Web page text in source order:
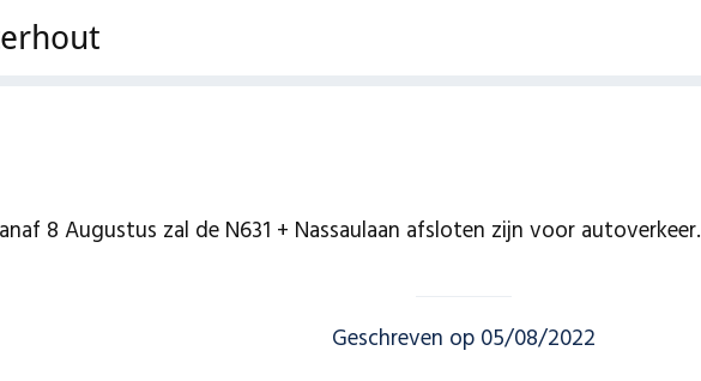
8 Augustus zal de N631 + Nassaulaan afsloten zijn voor autoverkeer.
Geschreven op 05/08/2022